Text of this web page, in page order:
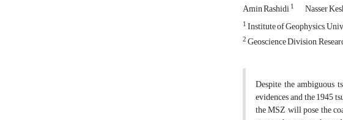
Amin Rashidi1 Nasser
1Institute of Geophysics,
2Geoscience Division,
Despite the ambiguous
evidences and the 1945
the MSZ will pose the